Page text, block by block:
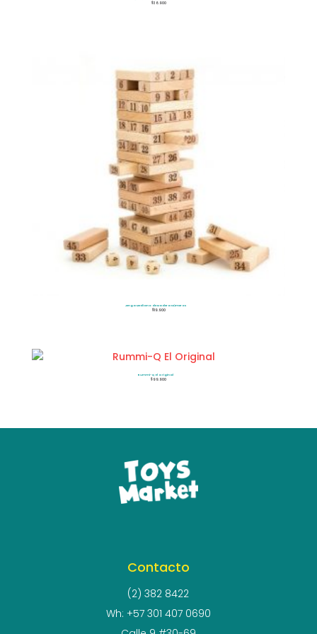
$36.900
Jenga Mediano de Madera Números
$19.900
Rummi-Q El Original
$99.900
Contacto
(2) 382 8422
Wh: +57 301 407 0690